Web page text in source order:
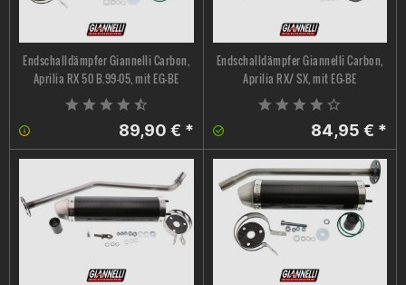
Endschalldämpfer Giannelli Carbon,
Aprilia RX 50 B.99-05, mit EG-BE
89,90 € *
Endschalldämpfer Giannelli Carbon,
Aprilia RX/ SX, mit EG-BE
84,95 € *